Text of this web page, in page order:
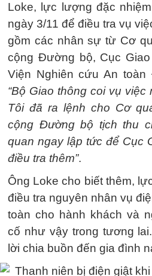
Loke, lực lượng đặc
ngày 3/11 để điều tra vụ
gồm các nhân sự từ Cơ
cộng Đường bộ, Cục
Viện Nghiên cứu An toàn
“Bộ Giao thông coi vụ việc
Tôi đã ra lệnh cho Cơ
cộng Đường bộ tịch thu
quan ngay lập tức để Cục
điều tra thêm”.
Ông Loke cho biết thêm,
điều tra nguyên nhân vụ
toàn cho hành khách và
cố như vậy trong tương
lời chia buồn đến gia đình